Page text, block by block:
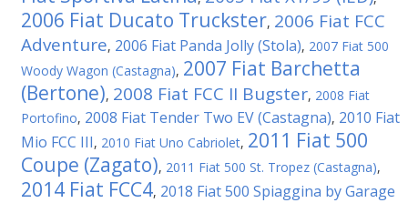
2006 Fiat Ducato Truckster, 2006 Fiat FCC
Adventure, 2006 Fiat Panda Jolly (Stola), 2007 Fiat 500
Woody Wagon (Castagna), 2007 Fiat Barchetta
(Bertone), 2008 Fiat FCC II Bugster, 2008 Fiat
Portofino, 2008 Fiat Tender Two EV (Castagna), 2010 Fiat
Mio FCC III, 2010 Fiat Uno Cabriolet, 2011 Fiat 500
Coupe (Zagato), 2011 Fiat 500 St. Tropez (Castagna),
2014 Fiat FCC4, 2018 Fiat 500 Spiaggina by Garage